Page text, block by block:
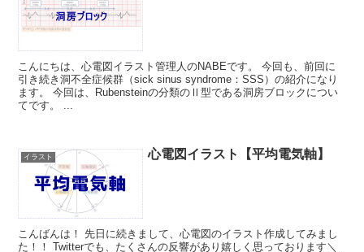
こんにちは、心電図イラスト管理人のNABEです。 今回も、前回に
引き続き洞不全症候群（sick sinus syndrome：SSS）の紹介になり
ます。 今回は、Rubensteinの分類のⅡ型である洞房ブロックについ
てです。 ...
イラスト 心電図イラスト【平均電気軸】
こんばんは！ 先日に続きまして、心電図のイラスト作成してみまし
た！！ Twitterでも、たくさんの反響があり嬉しく思っております＼